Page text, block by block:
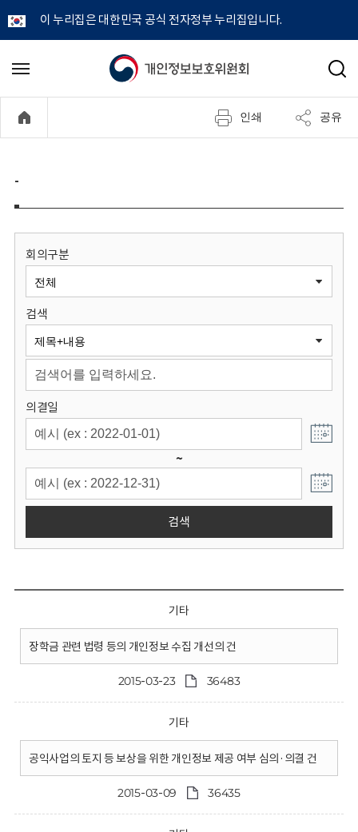
이 누리집은 대한민국 공식 전자정부 누리집입니다.
개
정
보
원
회
메
기
검
인쇄 공유
-
회의구분
검색
의결일
~
검색
기타
장학금 관련 법령 등의 개인정보 수집 개선의 건
2015-03-23 36483
기타
공익사업의 토지 등 보상을 위한 개인정보 제공 여부 심의·의결 건
2015-03-09 36435